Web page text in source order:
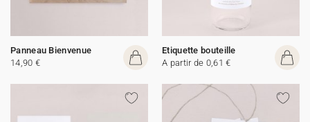
Panneau Bienvenue
14,90 €
Etiquette bouteille
A partir de 0,61 €